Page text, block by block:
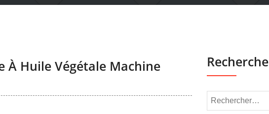
À Huile Végétale Machine
Recherche